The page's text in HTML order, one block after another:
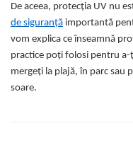
Puericultura mare
Somnul bebelusului
Carucioare si scaune auto
Tarcuri copii / bebelusi
Scaune masa
De aceea, protecția UV nu
de siguranță importantă
vom explica ce înseamnă
practice poți folosi pentru a-
mergeți la plajă, în parc sau
soare.